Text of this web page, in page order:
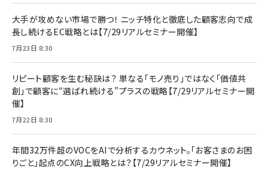
大手が攻めない市場で勝つ！ ニッチ特化と徹底した顧客志向で成
長し続けるEC戦略とは【7/29リアルセミナー開催】
7月23日 8:30
リピート顧客を生む秘訣は？ 単なる「モノ売り」ではなく「価値共
創」で顧客に“選ばれ続ける”プラスの戦略【7/29リアルセミナー開
催】
7月22日 8:30
年間32万件超のVOCをAIで分析するカウネット。「お客さまのお困
りごと」起点のCX向上戦略とは？【7/29リアルセミナー開催】